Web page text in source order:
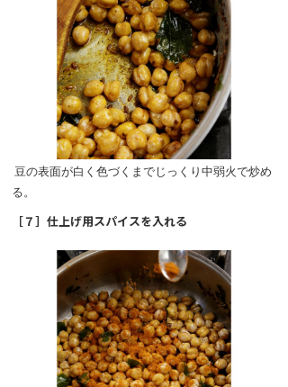
豆の表面が白く色づくまでじっくり中弱火で炒め
る。
［７］仕上げ用スパイスを入れる